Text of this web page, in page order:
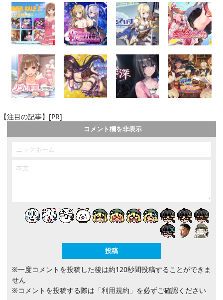
【注目の記事】[PR]
コメント欄を非表示
※一度コメントを投稿した後は約120秒間投稿することができま
せん
※コメントを投稿する際は 「利用規約」 を必ずご確認ください